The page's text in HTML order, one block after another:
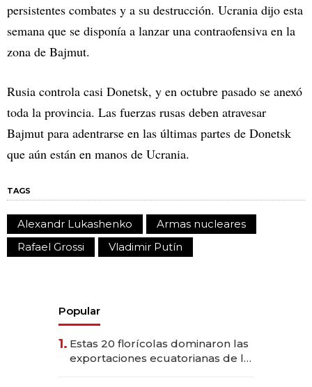
persistentes combates y a su destrucción. Ucrania dijo esta
semana que se disponía a lanzar una contraofensiva en la
zona de Bajmut.
Rusia controla casi Donetsk, y en octubre pasado se anexó
toda la provincia. Las fuerzas rusas deben atravesar
Bajmut para adentrarse en las últimas partes de Donetsk
que aún están en manos de Ucrania.
TAGS
Alexandr Lukashenko
Armas nucleares
Rafael Grossi
Vladimir Putín
Popular
1. Estas 20 florícolas dominaron las
exportaciones ecuatorianas de la